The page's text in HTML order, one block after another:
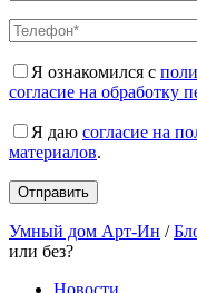
Я ознакомился с
согласие на обработку
Я даю согласие на
материалов.
Умный дом Арт-Ин /
или без?
Новости